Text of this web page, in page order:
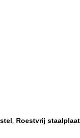
, Roestvrij